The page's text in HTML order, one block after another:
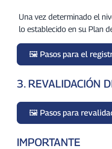
Una vez determinado el
lo establecido en su Plan
Pasos para el
3. REVALIDACIÓN
Pasos para
IMPORTANTE